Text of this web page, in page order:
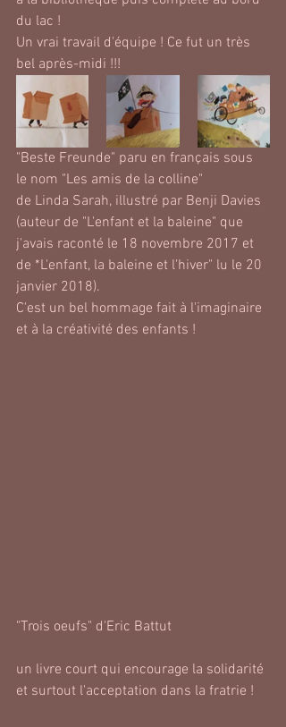
du lac !
Un vrai travail d'équipe ! Ce fut un très
bel après-midi !!!
"Beste Freunde" paru en français sous
le nom "Les amis de la colline"
de Linda Sarah, illustré par Benji Davies
(auteur de "L'enfant et la baleine" que
j'avais raconté le 18 novembre 2017 et
de *L'enfant, la baleine et l'hiver" lu le 20
janvier 2018).
C'est un bel hommage fait à l'imaginaire
et à la créativité des enfants !
"Trois oeufs" d'Eric Battut
un livre court qui encourage la solidarité
et surtout l'acceptation dans la fratrie !